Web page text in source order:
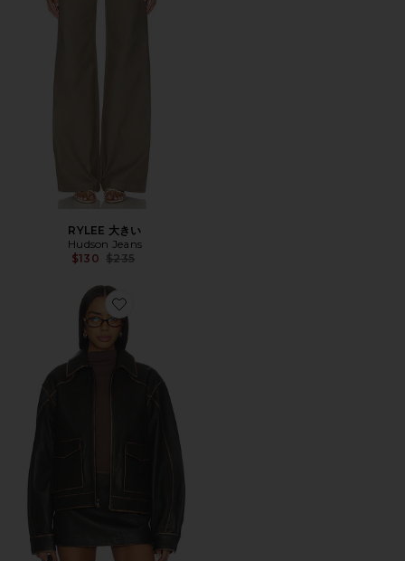
RYLEE 大きい
Hudson Jeans
$130 Previous price:
$235
Favorite PINT LEATHER ジャケット